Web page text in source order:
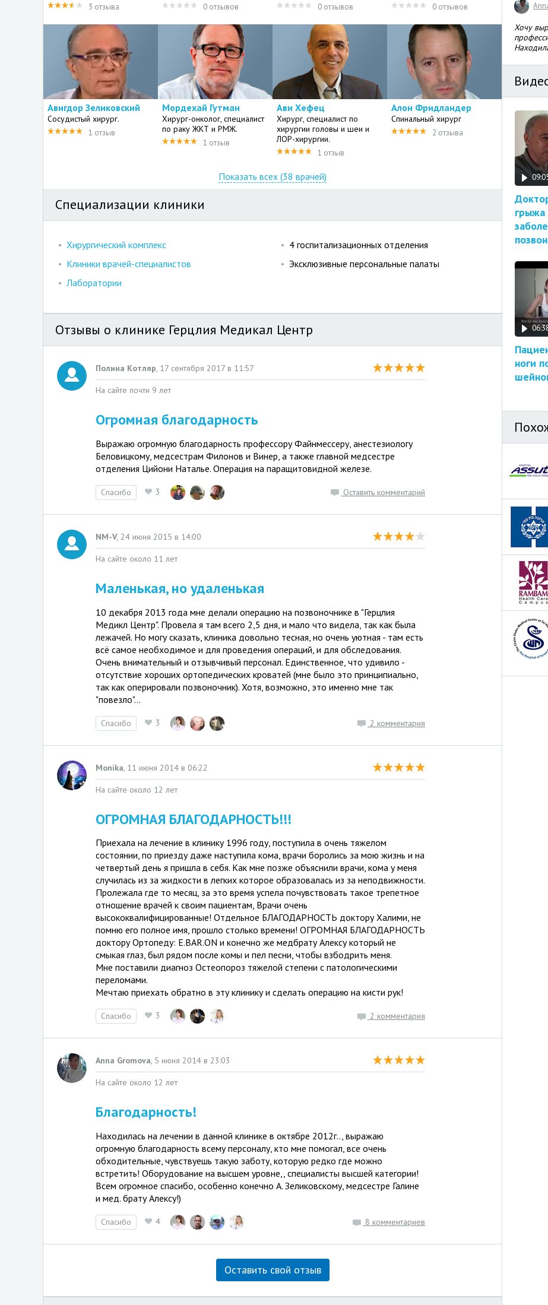
3 отзыва 0 отзывов 0 отзывов 0 отзывов
Авигдор Зеликовский
Cосудистый хирург.
1 отзыв
Мордехай Гутман
Хирург-онколог, специалист
по раку ЖКТ и РМЖ.
1 отзыв
Ави Хефец
Хирург, специалист по
хирургии головы и шеи и
ЛОР-хирургии.
1 отзыв
Алон Фридландер
Спинальный хирург
2 отзыва
Показать всех (38 врачей)
Специализации клиники
Хирургический комплекс
Клиники врачей-специалистов
Лаборатории
4 госпитализационных отделения
Эксклюзивные персональные палаты
Отзывы о клинике Герцлия Медикал Центр
Полина Котляр, 17 сентября 2017 в 11:57
На сайте почти 9 лет
Огромная благодарность
Выражаю огромную благодарность профессору Файнмессеру, анестезиологу
Беловицкому, медсестрам Филонов и Винер, а также главной медсестре
отделения Цийони Наталье. Операция на паращитовидной железе.
Спасибо 3 Оставить комментарий
NM-V, 24 июня 2015 в 14:00
На сайте около 11 лет
Маленькая, но удаленькая
10 декабря 2013 года мне делали операцию на позвоночнике в "Герцлия
Медикл Центр". Провела я там всего 2,5 дня, и мало что видела, так как была
лежачей. Но могу сказать, клиника довольно тесная, но очень уютная - там есть
всё самое необходимое и для проведения операций, и для обследования.
Очень внимательный и отзывчивый персонал. Единственное, что удивило -
отсутствие хороших ортопедических кроватей (мне было это принципиально,
так как оперировали позвоночник). Хотя, возможно, это именно мне так
"повезло"...
Спасибо 3 2 комментария
Monika, 11 июня 2014 в 06:22
На сайте около 12 лет
ОГРОМНАЯ БЛАГОДАРНОСТЬ!!!
Приехала на лечение в клинику 1996 году, поступила в очень тяжелом
состоянии, по приезду даже наступила кома, врачи боролись за мою жизнь и на
четвертый день я пришла в себя. Как мне позже объяснили врачи, кома у меня
случилась из за жидкости в легких которое образовалась из за неподвижности.
Пролежала где то месяц, за это время успела почувствовать такое трепетное
отношение врачей к своим пациентам, Врачи очень
высококвалифицированные! Отдельное БЛАГОДАРНОСТЬ доктору Халими, не
помню его полное имя, прошло столько времени! ОГРОМНАЯ БЛАГОДАРНОСТЬ
доктору Ортопеду: E.BAR.ON и конечно же медбрату Алексу который не
смыкая глаз, был рядом после комы и пел песни, чтобы взбодрить меня.
Мне поставили диагноз Остеопороз тяжелой степени с патологическими
переломами.
Мечтаю приехать обратно в эту клинику и сделать операцию на кисти рук!
Спасибо 3 2 комментария
Anna Gromova, 5 июня 2014 в 23:03
На сайте около 12 лет
Благодарность!
Находилась на лечении в данной клинике в октябре 2012г.., выражаю
огромную благодарность всему персоналу, кто мне помогал, все очень
обходительные, чувствуешь такую заботу, которую редко где можно
встретить! Оборудование на высшем уровне,, специалисты высшей категории!
Всем огромное спасибо, особенно конечно А. Зеликовскому, медсестре Галине
и мед. брату Алексу!)
Спасибо 4 8 комментариев
Оставить свой отзыв
Хочу
грыжа
ноги